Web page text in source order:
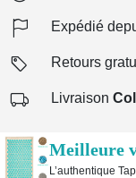
Expédié
Retours
Livraison
Meilleure
L’authentique